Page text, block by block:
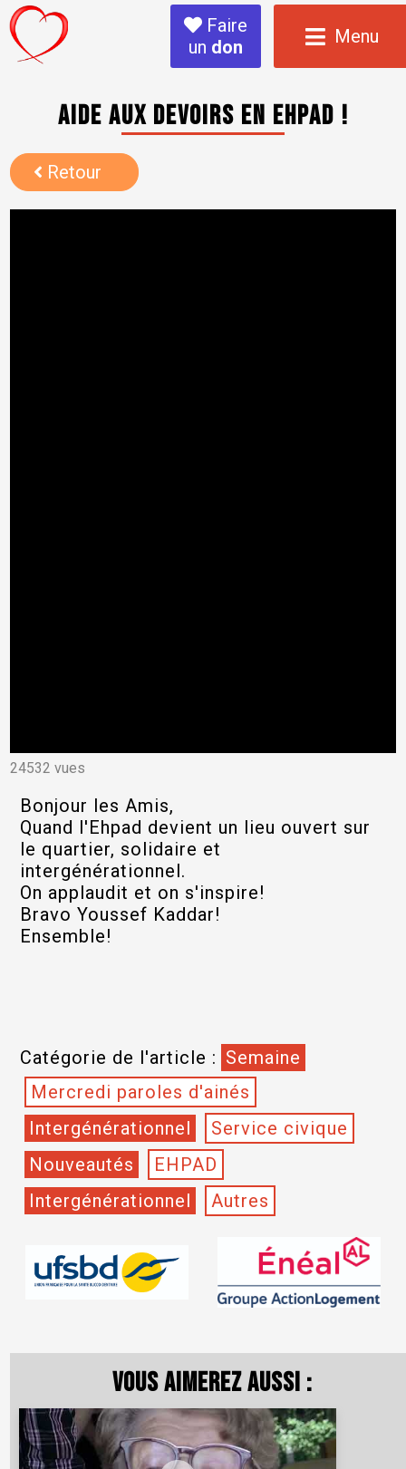
Faire
un don Menu
Aide aux devoirs en Ehpad !
Retour
24532 vues
Bonjour les Amis,
Quand l'Ehpad devient un lieu ouvert sur
le quartier, solidaire et
intergénérationnel.
On applaudit et on s'inspire!
Bravo Youssef Kaddar!
Ensemble!
Catégorie de l'article : Semaine
Mercredi paroles d'ainés
Intergénérationnel
Service civique
Nouveautés
EHPAD
Intergénérationnel
Autres
Vous aimerez aussi :